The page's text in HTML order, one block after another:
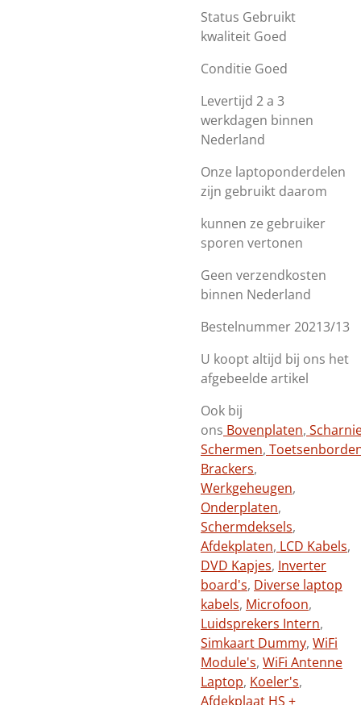
Status Gebruikt
kwaliteit Goed
Conditie Goed
Levertijd 2 a 3
werkdagen binnen
Nederland
Onze laptoponderdelen
zijn gebruikt daarom
kunnen ze gebruiker
sporen vertonen
Geen verzendkosten
binnen Nederland
Bestelnummer 20213/13
U koopt altijd bij ons het
afgebeelde artikel
Ook bij
ons Bovenplaten,
Schermen,
Brackers,
Werkgeheugen,
Onderplaten,
Schermdeksels,
Afdekplaten, LCD Kabels,
DVD Kapjes, Inverter
board's, Diverse laptop
kabels, Microfoon,
Luidsprekers Intern,
Simkaart Dummy, WiFi
Module's, WiFi Antenne
Laptop, Koeler's,
Afdekplaat HS +